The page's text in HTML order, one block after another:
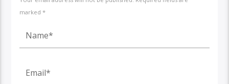
marked *